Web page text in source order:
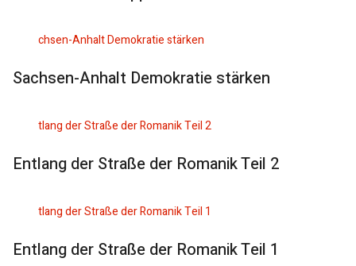
Sachsen-Anhalt Demokratie stärken
Entlang der Straße der Romanik Teil 2
Entlang der Straße der Romanik Teil 1